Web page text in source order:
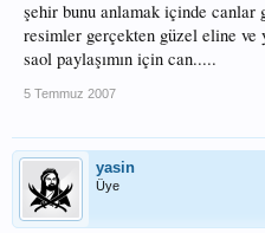
şehir bunu anlamak içinde canlar
resimler gerçekten güzel eline ve
saol paylaşımın için can.....
5 Temmuz 2007
yasin
Üye